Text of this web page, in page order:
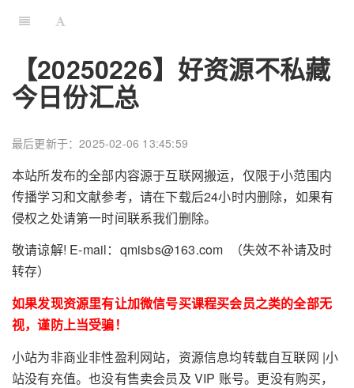
【20250226】好资源不私藏
今日份汇总
最后更新于：2025-02-06 13:45:59
本站所发布的全部内容源于互联网搬运，仅限于小范围内
传播学习和文献参考，请在下载后24小时内删除，如果有
侵权之处请第一时间联系我们删除。
敬请谅解! E-mail：qmisbs@163.com （失效不补请及时
转存）
如果发现资源里有让加微信号买课程买会员之类的全部无
视，谨防上当受骗！
小站为非商业非性盈利网站，资源信息均转载自互联网 |小
站没有充值。也没有售卖会员及 VIP 账号。更没有购买，